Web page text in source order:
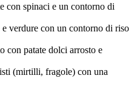
con spinaci e un contorno di
verdure con un contorno di riso
con patate dolci arrosto e
(mirtilli, fragole) con una